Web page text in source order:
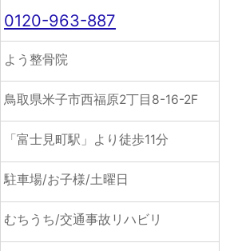
0120-963-887
よう整骨院
鳥取県米子市西福原2丁目8-16-2F
「富士見町駅」より徒歩11分
駐車場/お子様/土曜日
むちうち/交通事故リハビリ